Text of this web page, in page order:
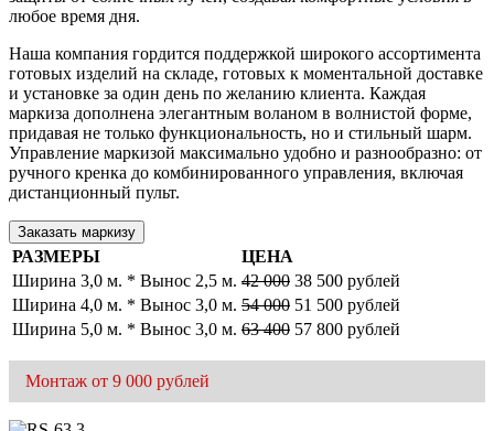
любое время дня.
Наша компания гордится поддержкой широкого ассортимента
готовых изделий на складе, готовых к моментальной доставке
и установке за один день по желанию клиента. Каждая
маркиза дополнена элегантным воланом в волнистой форме,
придавая не только функциональность, но и стильный шарм.
Управление маркизой максимально удобно и разнообразно: от
ручного кренка до комбинированного управления, включая
дистанционный пульт.
Заказать маркизу
РАЗМЕРЫ
ЦЕНА
Ширина 3,0 м. * Вынос 2,5 м. 42 000 38 500 рублей
Ширина 4,0 м. * Вынос 3,0 м. 54 000 51 500 рублей
Ширина 5,0 м. * Вынос 3,0 м. 63 400 57 800 рублей
Монтаж от 9 000 рублей